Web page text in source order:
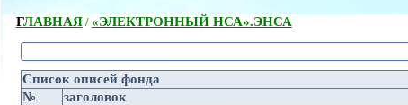
ГЛАВНАЯ/ «ЭЛЕКТРОННЫЙ НСА».ЭНСА
Список описей фонда
№
заголовок